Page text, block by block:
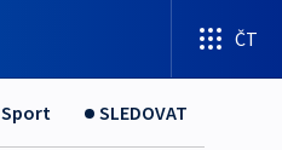
ČT
Sport SLEDOVAT